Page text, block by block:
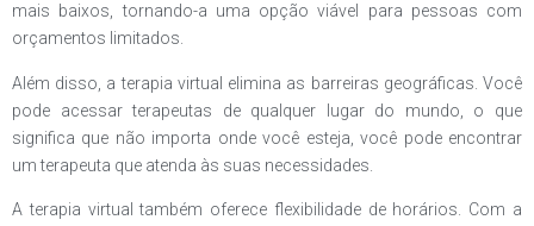
mais baixos, tornando-a uma opção viável para pessoas com
orçamentos limitados.
Além disso, a terapia virtual elimina as barreiras geográficas. Você
pode acessar terapeutas de qualquer lugar do mundo, o que
significa que não importa onde você esteja, você pode encontrar
um terapeuta que atenda às suas necessidades.
A terapia virtual também oferece flexibilidade de horários. Com a